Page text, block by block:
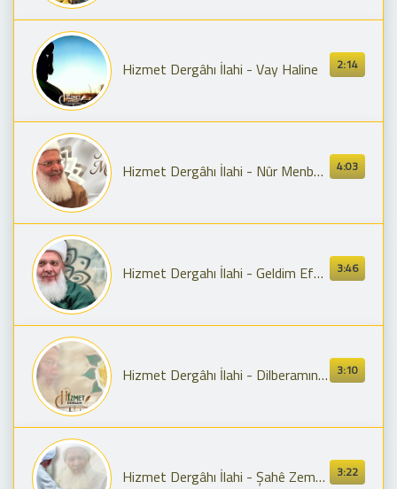
2:14
Hizmet Dergâhı İlahi - Vay Haline
4:03
Hizmet Dergâhı İlahi - Nûr Menbâ-ı ( Şeyh Seyyid Muhammed Fettah Hz.)
3:46
Hizmet Dergahı İlahi - Geldim Efendim ( Şeyh Seyyid Muhammed Fettah Hz)
3:10
Hizmet Dergâhı İlahi - Dilberamın (Şeyh Seyyid Muhammed Fettah Hz.)
3:22
Hizmet Dergâhı İlahi - Şahê Zemanî ( Şeyh Seyyid Muhammed Fettah Hz.)